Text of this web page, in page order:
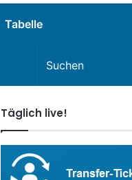
Tabelle
Täglich live!